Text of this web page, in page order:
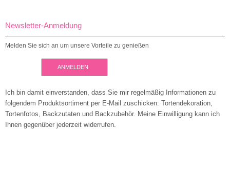
Newsletter-Anmeldung
Melden Sie sich an um unsere Vorteile zu genießen
ANMELDEN
Ich bin damit einverstanden, dass Sie mir regelmäßig Informationen zu
folgendem Produktsortiment per E-Mail zuschicken: Tortendekoration,
Tortenfotos, Backzutaten und Backzubehör. Meine Einwilligung kann ich
Ihnen gegenüber jederzeit widerrufen.